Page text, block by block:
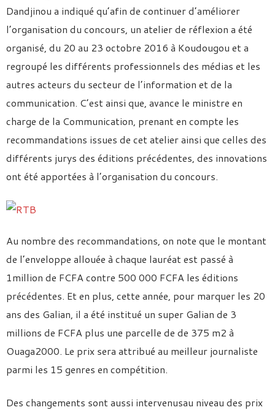
Dandjinou a indiqué qu’afin de continuer d’améliorer
l’organisation du concours, un atelier de réflexion a été
organisé, du 20 au 23 octobre 2016 à Koudougou et a
regroupé les différents professionnels des médias et les
autres acteurs du secteur de l’information et de la
communication. C’est ainsi que, avance le ministre en
charge de la Communication, prenant en compte les
recommandations issues de cet atelier ainsi que celles des
différents jurys des éditions précédentes, des innovations
ont été apportées à l’organisation du concours.
Au nombre des recommandations, on note que le montant
de l’enveloppe allouée à chaque lauréat est passé à
1million de FCFA contre 500 000 FCFA les éditions
précédentes. Et en plus, cette année, pour marquer les 20
ans des Galian, il a été institué un super Galian de 3
millions de FCFA plus une parcelle de de 375 m2 à
Ouaga2000. Le prix sera attribué au meilleur journaliste
parmi les 15 genres en compétition.
Des changements sont aussi intervenusau niveau des prix